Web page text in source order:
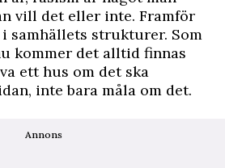
vill det eller inte. Framför
samhällets strukturer. Som
kommer det alltid finnas
ett hus om det ska
inte bara måla om det.
Annons